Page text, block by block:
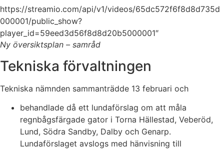
https://streamio.com/api/v1/videos/65dc572f6f8d8d735d
000001/public_show?
player_id=59eed3d56f8d8d20b5000001″
Ny översiktsplan – samråd
Tekniska förvaltningen
Tekniska nämnden sammanträdde 13 februari och
behandlade då ett lundaförslag om att måla
regnbågsfärgade gator i Torna Hällestad, Veberöd,
Lund, Södra Sandby, Dalby och Genarp.
Lundaförslaget avslogs med hänvisning till